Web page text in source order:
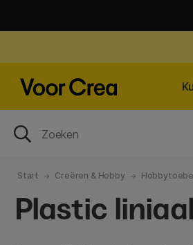
Start Creëren & Hobby
Plastic liniaal